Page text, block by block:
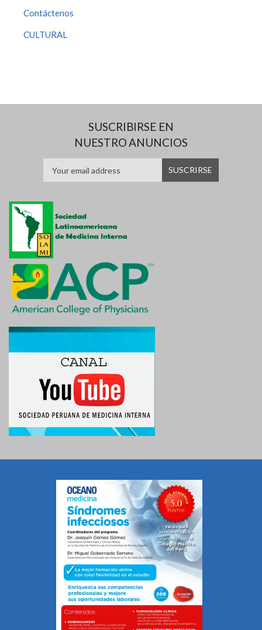
Contáctenos
CULTURAL
SUSCRIBIRSE EN
NUESTRO ANUNCIOS